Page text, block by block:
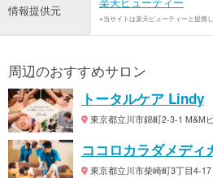
情報提供元
※当サイトは楽天ビューティーと提携
周辺のおすすめサロン
トータルケア Lindy
東京都立川市錦町2-3-1 M&M
ココロカラダメディ
東京都立川市柴崎町3丁目4-